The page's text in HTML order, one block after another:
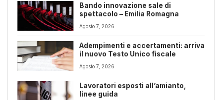
Bando innovazione sale di
spettacolo – Emilia Romagna
Agosto 7, 2026
Adempimenti e accertamenti: arriva
il nuovo Testo Unico fiscale
Agosto 7, 2026
Lavoratori esposti all’amianto,
linee guida